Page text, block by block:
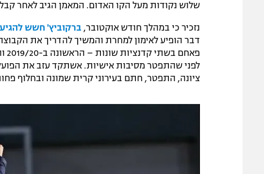
שלוש נקודות מעל הקו האדום. המאמן הגיב לאחר
נזכיר כי במהלך חודש אוקטובר, ברקוביץ' חשש
לפני שהתפטר מסיבות אישיות. אשתקד עזב את
ציונה, התפטר, חתם בעירוני קרית שמונה ובחלוף